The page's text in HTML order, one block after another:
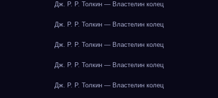
Дж. Р. Р. Толкин — Властелин колец
Дж. Р. Р. Толкин — Властелин колец
Дж. Р. Р. Толкин — Властелин колец
Дж. Р. Р. Толкин — Властелин колец
Дж. Р. Р. Толкин — Властелин колец